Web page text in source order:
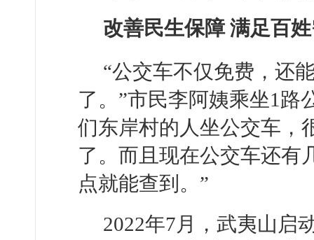
改善民生保障 满足百
“公交车不仅免费，还
了。”市民李阿姨乘坐1路
们东岸村的人坐公交车，
了。而且现在公交车还有
点就能查到。”
2022年7月，武夷山启